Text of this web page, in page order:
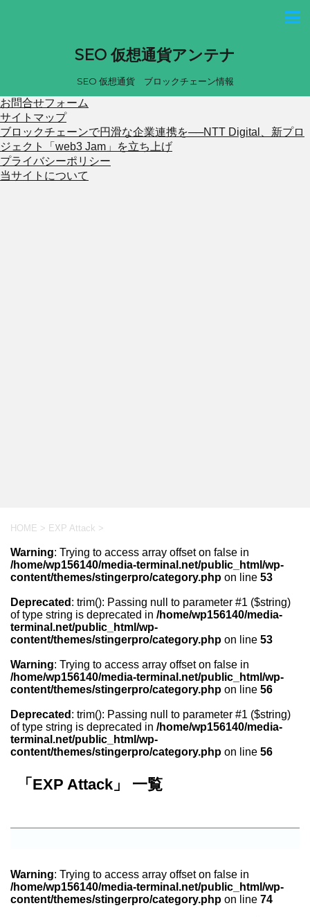
SEO 仮想通貨アンテナ
SEO 仮想通貨 ブロックチェーン情報
お問合せフォーム
サイトマップ
ブロックチェーンで円滑な企業連携を──NTT Digital、新プロ
ジェクト「web3 Jam」を立ち上げ
プライバシーポリシー
当サイトについて
HOME > EXP Attack >
Warning: Trying to access array offset on false in
/home/wp156140/media-terminal.net/public_html/wp-
content/themes/stingerpro/category.php on line 53
Deprecated : trim(): Passing null to parameter #1 ($string)
of type string is deprecated in /home/wp156140/media-
terminal.net/public_html/wp-
content/themes/stingerpro/category.php on line 53
Warning: Trying to access array offset on false in
/home/wp156140/media-terminal.net/public_html/wp-
content/themes/stingerpro/category.php on line 56
Deprecated : trim(): Passing null to parameter #1 ($string)
of type string is deprecated in /home/wp156140/media-
terminal.net/public_html/wp-
content/themes/stingerpro/category.php on line 56
「EXP Attack」 一覧
Warning: Trying to access array offset on false in
/home/wp156140/media-terminal.net/public_html/wp-
content/themes/stingerpro/category.php on line 74